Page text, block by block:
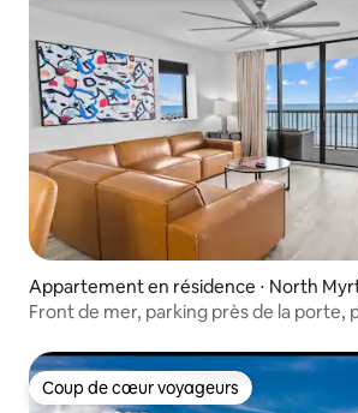
Appartement en résidence ⋅ North
ach
Front de mer, parking près de la porte,
Coup de cœur voyageurs
Coup de cœur voyageurs